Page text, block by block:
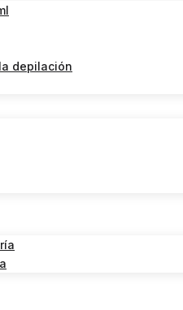
depilación